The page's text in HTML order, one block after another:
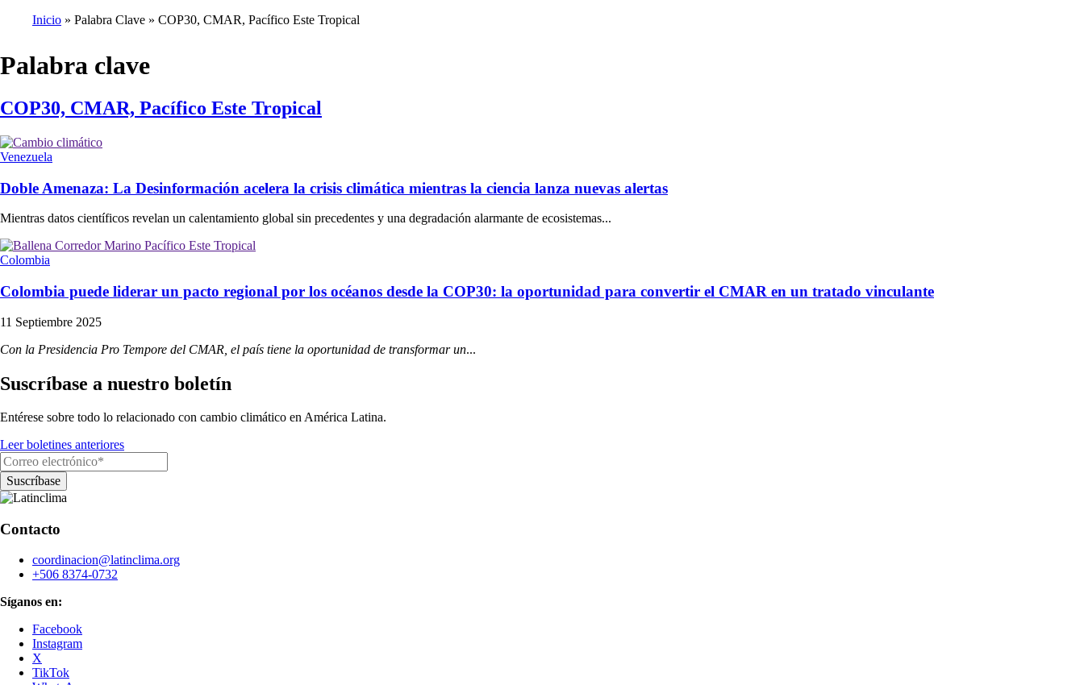
de
Inicio Palabra Clave COP30, CMAR, Pacífico Este Tropical
Palabra clave
COP30, CMAR, Pacífico Este Tropical
Venezuela
Doble Amenaza: La Desinformación acelera la crisis climática mientras la ciencia lanza nuevas alertas
Mientras datos científicos revelan un calentamiento global sin precedentes y una degradación alarmante de ecosistemas...
Colombia
Colombia puede liderar un pacto regional por los océanos desde la COP30: la oportunidad para convertir el CMAR en un tratado vinculante
11 Septiembre 2025
Con la Presidencia Pro Tempore del CMAR, el país tiene la oportunidad de transformar un...
Suscríbase a nuestro boletín
Entérese sobre todo lo relacionado con cambio climático en América Latina.
Leer boletines anteriores
Contacto
coordinacion@latinclima.org
+506 8374-0732
Síganos en:
Facebook
Instagram
X
TikTok